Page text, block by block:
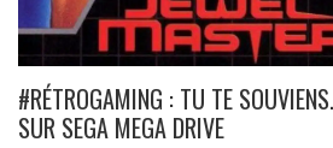
#RÉTROGAMING : TU TE
SUR SEGA MEGA DRIVE